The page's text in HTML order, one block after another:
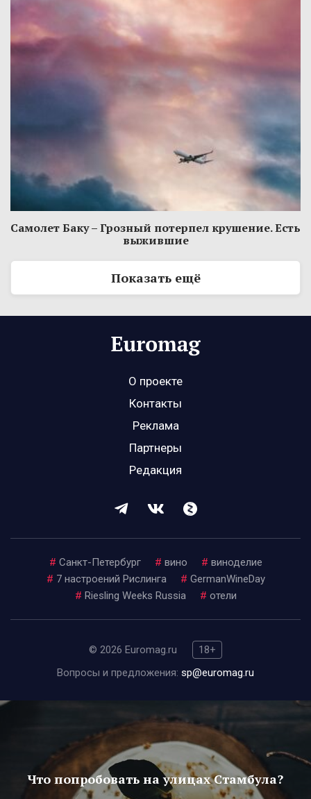
Самолет Баку – Грозный потерпел крушение. Есть
выжившие
Показать ещё
О проекте
Контакты
Реклама
Партнеры
Редакция
# Санкт-Петербург # вино # виноделие
# 7 настроений Рислинга # GermanWineDay
# Riesling Weeks Russia # отели
© 2026 Euromag.ru
18+
Вопросы и предложения: sp@euromag.ru
Что попробовать на улицах Стамбула?